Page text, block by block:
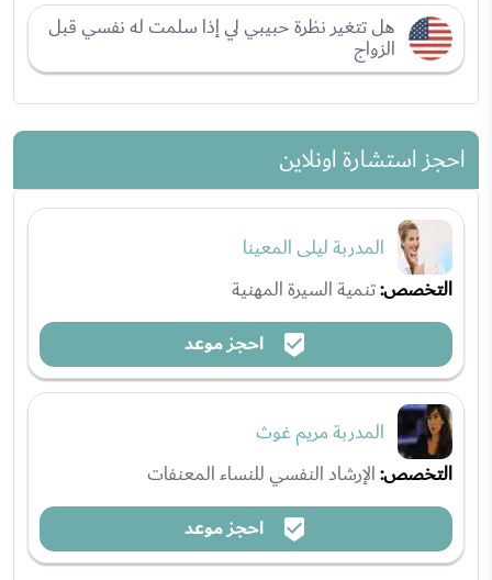
هل تتغير نظرة حبيبي لي إذا سلمت له نفسي قبل
الزواج
احجز استشارة اونلاين
المدربة ليلى المعينا
التخصص:تنمية السيرة المهنية
احجز موعد
المدربة مريم غوث
التخصص:الإرشاد النفسي للنساء المعنفات
احجز موعد